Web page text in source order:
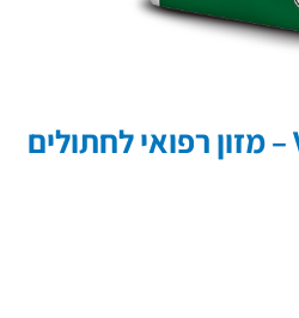
Vetlife Obesity – מזון רפואי לחתולים